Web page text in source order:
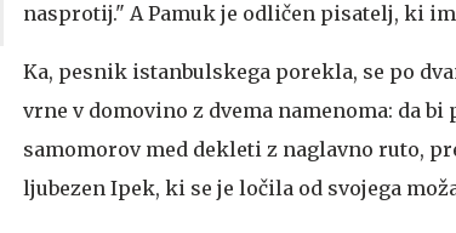
nasprotij." A Pamuk je odličen pisatelj, ki
Ka, pesnik istanbulskega porekla, se po
vrne v domovino z dvema namenoma: da
samomorov med dekleti z naglavno ruto,
ljubezen Ipek, ki se je ločila od svojega